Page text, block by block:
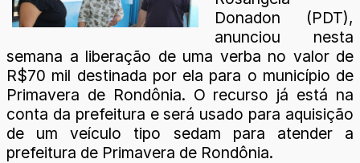
Donadon (PDT),
anunciou nesta
semana a liberação de uma verba no valor de
R$70 mil destinada por ela para o município de
Primavera de Rondônia. O recurso já está na
conta da prefeitura e será usado para aquisição
de um veículo tipo sedam para atender a
prefeitura de Primavera de Rondônia.